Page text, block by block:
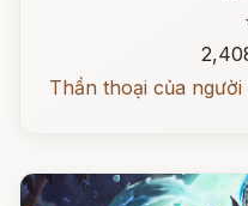
Thần thoại của người